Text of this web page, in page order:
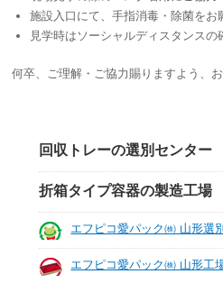
施設入口にて、手指消毒・除菌をお
見学時はソーシャルディスタンスの
何卒、ご理解・ご協力賜りますよう、
回収トレーの選別センター
折箱タイプ容器の製造工場
エフピコ愛パック㈱ 山形選
エフピコ愛パック㈱ 山形工